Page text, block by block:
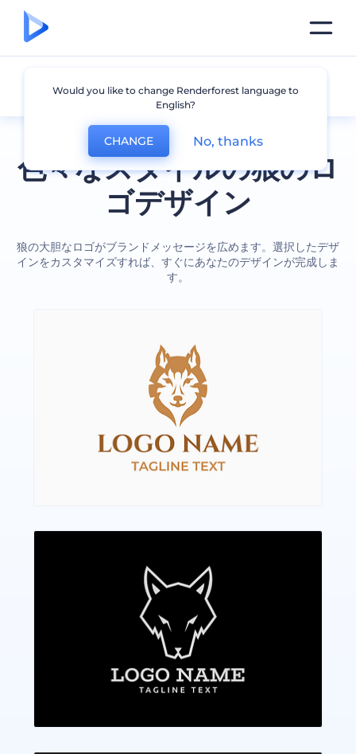
色々なスタイルの狼のロ
ゴデザイン
狼の大胆なロゴがブランドメッセージを広めます。選択したデザ
インをカスタマイズすれば、すぐにあなたのデザインが完成しま
す。
狼
Would you like to change Renderforest language to
English?
CHANGE No, thanks